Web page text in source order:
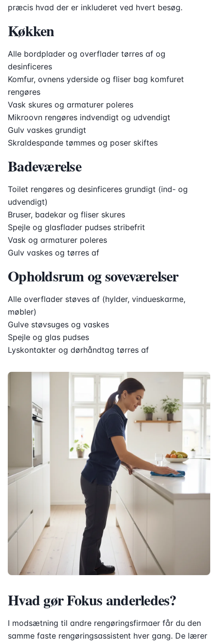
præcis hvad der er inkluderet ved hvert besøg.
Køkken
Alle bordplader og overflader tørres af og
desinficeres
Komfur, ovnens yderside og fliser bag komfuret
rengøres
Vask skures og armaturer poleres
Mikroovn rengøres indvendigt og udvendigt
Gulv vaskes grundigt
Skraldespande tømmes og poser skiftes
Badeværelse
Toilet rengøres og desinficeres grundigt (ind- og
udvendigt)
Bruser, badekar og fliser skures
Spejle og glasflader pudses stribefrit
Vask og armaturer poleres
Gulv vaskes og tørres af
Opholdsrum og soveværelser
Alle overflader støves af (hylder, vindueskarme,
møbler)
Gulve støvsuges og vaskes
Spejle og glas pudses
Lyskontakter og dørhåndtag tørres af
Hvad gør Fokus anderledes?
I modsætning til andre rengøringsfirmaer får du den
samme faste rengøringsassistent hver gang. De lærer